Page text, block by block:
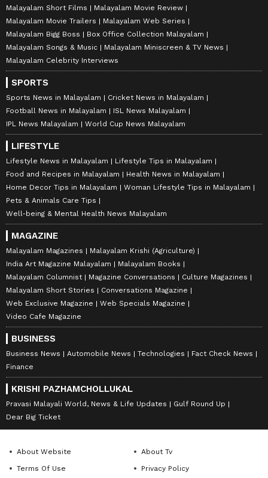
Malayalam Short Films
Malayalam Movie Review
Malayalam Movie Trailers
Malayalam Web Series
Malayalam Bigg Boss
Box Office Collection Malayalam
Malayalam Songs & Music
Malayalam Miniscreen & TV News
Malayalam Celebrity Interviews
SPORTS
Sports News in Malayalam
Cricket News in Malayalam
Football News in Malayalam
ISL News Malayalam
IPL News Malayalam
World Cup News Malayalam
LIFESTYLE
Lifestyle News in Malayalam
Lifestyle Tips in Malayalam
Food and Recipes in Malayalam
Health News in Malayalam
Home Decor Tips in Malayalam
Woman Lifestyle Tips in Malayalam
Pets & Animals Care Tips
Well-being & Mental Health News Malayalam
MAGAZINE
Malayalam Magazines
Malayalam Krishi (Agriculture)
India Art Magazine Malayalam
Malayalam Books
Malayalam Columnist
Magazine Conversations
Culture Magazines
Malayalam Short Stories
Conversations Magazine
Web Exclusive Magazine
Web Specials Magazine
Video Cafe Magazine
BUSINESS
Business News Automobile News Technologies
Fact Check News
Finance
KRISHI PAZHAMCHOLLUKAL
Pravasi Malayali World, News & Life Updates
Gulf Round Up
Dear Big Ticket
About Website
About Tv
Terms Of Use
Privacy Policy